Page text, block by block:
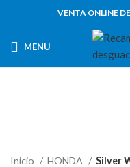
VENTA ONLINE
MENU
Inicio HONDA Silver